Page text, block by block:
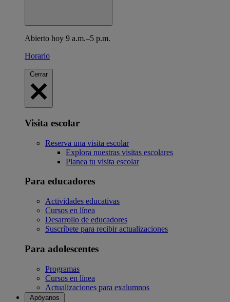
Abierto hoy 9 a.m.–5 p.m.
Horario
Cerrar
Visita escolar
Reserva una visita escolar
Explora nuestras visitas escolares
Planea tu visita escolar
Para educadores
Actividades educativas
Cursos en línea
Desarrollo de educadores
Suscríbete para recibir actualizaciones
Para adolescentes
Programas
Cursos en línea
Actualizaciones para exalumnos
Apóyanos